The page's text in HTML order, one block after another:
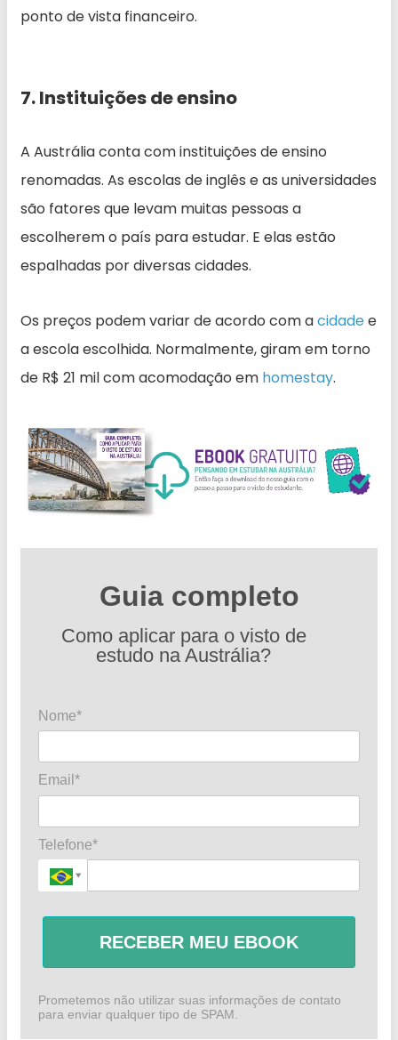
ponto de vista financeiro.
7. Instituições de ensino
A Austrália conta com instituições de ensino
renomadas. As escolas de inglês e as universidades
são fatores que levam muitas pessoas a
escolherem o país para estudar. E elas estão
espalhadas por diversas cidades.
Os preços podem variar de acordo com acidadee
a escola escolhida. Normalmente, giram em torno
de R$ 21 mil com acomodação em homestay.
Guia completo
Como aplicar para o visto de
estudo na Austrália?
Nome*
Email*
Telefone*
RECEBER MEU EBOOK
Prometemos não utilizar suas informações de contato
para enviar qualquer tipo de SPAM.